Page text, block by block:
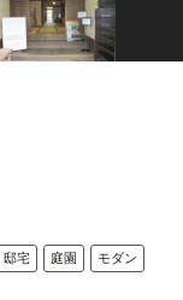
邸宅 庭園 モダン